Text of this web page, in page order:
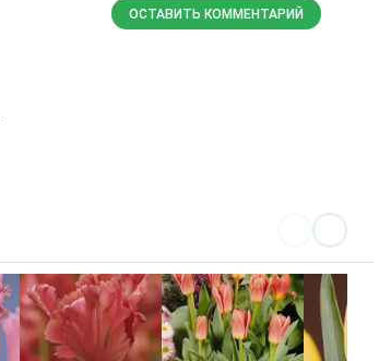
ОСТАВИТЬ КОММЕНТАРИЙ